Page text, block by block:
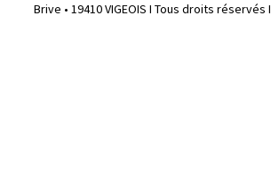
Brive • 19410 VIGEOIS I Tous droits réservés I